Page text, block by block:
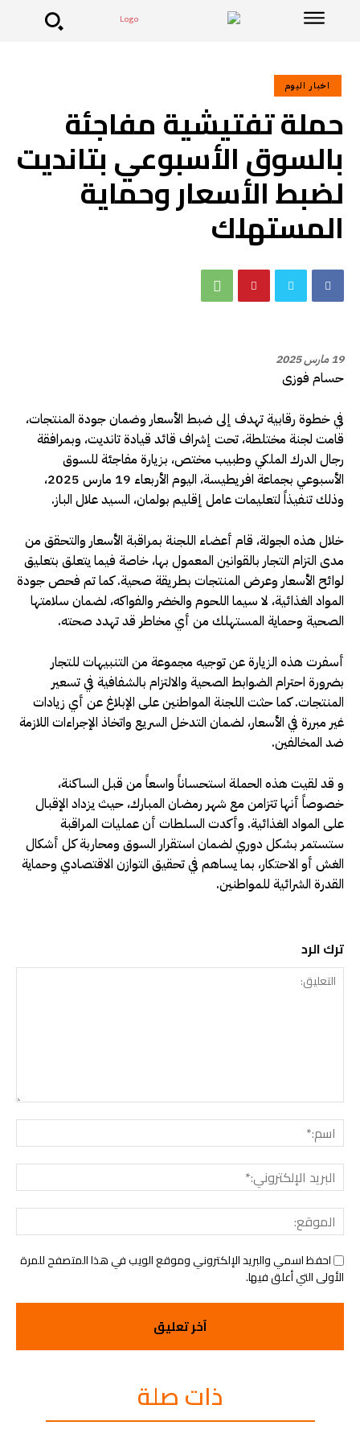
اخبار اليوم
حملة تفتيشية مفاجئة
بالسوق الأسبوعي بتانديت
لضبط الأسعار وحماية
المستهلك
19 مارس 2025
حسام فوزى
في خطوة رقابية تهدف إلى ضبط الأسعار وضمان جودة المنتجات،
قامت لجنة مختلطة، تحت إشراف قائد قيادة تانديت، وبمرافقة
رجال الدرك الملكي وطبيب مختص، بزيارة مفاجئة للسوق
الأسبوعي بجماعة افريطيسة، اليوم الأربعاء 19 مارس 2025،
وذلك تنفيذاً لتعليمات عامل إقليم بولمان، السيد علال الباز.
خلال هذه الجولة، قام أعضاء اللجنة بمراقبة الأسعار والتحقق من
مدى التزام التجار بالقوانين المعمول بها، خاصة فيما يتعلق بتعليق
لوائح الأسعار وعرض المنتجات بطريقة صحية. كما تم فحص جودة
المواد الغذائية، لا سيما اللحوم والخضر والفواكه، لضمان سلامتها
الصحية وحماية المستهلك من أي مخاطر قد تهدد صحته.
أسفرت هذه الزيارة عن توجيه مجموعة من التنبيهات للتجار
بضرورة احترام الضوابط الصحية والالتزام بالشفافية في تسعير
المنتجات. كما حثت اللجنة المواطنين على الإبلاغ عن أي زيادات
غير مبررة في الأسعار، لضمان التدخل السريع واتخاذ الإجراءات اللازمة
ضد المخالفين.
و قد لقيت هذه الحملة استحساناً واسعاً من قبل الساكنة،
خصوصاً أنها تتزامن مع شهر رمضان المبارك، حيث يزداد الإقبال
على المواد الغذائية. وأكدت السلطات أن عمليات المراقبة
ستستمر بشكل دوري لضمان استقرار السوق ومحاربة كل أشكال
الغش أو الاحتكار، بما يساهم في تحقيق التوازن الاقتصادي وحماية
القدرة الشرائية للمواطنين.
ترك الرد
احفظ اسمي والبريد الإلكتروني وموقع الويب في هذا المتصفح للمرة
الأولى التي أعلق فيها.
ذات صلة